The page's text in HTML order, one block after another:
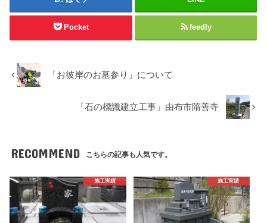
Pocket feedly
「お彼岸のお墓参り」について
「石の標識建立工事」由布市隋善寺
RECOMMEND こちらの記事も人気です。
施工実績 施工実績